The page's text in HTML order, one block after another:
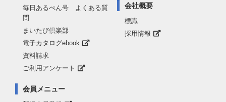
毎日あるぺん号 よくある質
問
まいたび倶楽部
電子カタログebook
資料請求
ご利用アンケート
会員メニュー
会社概要
標識
採用情報